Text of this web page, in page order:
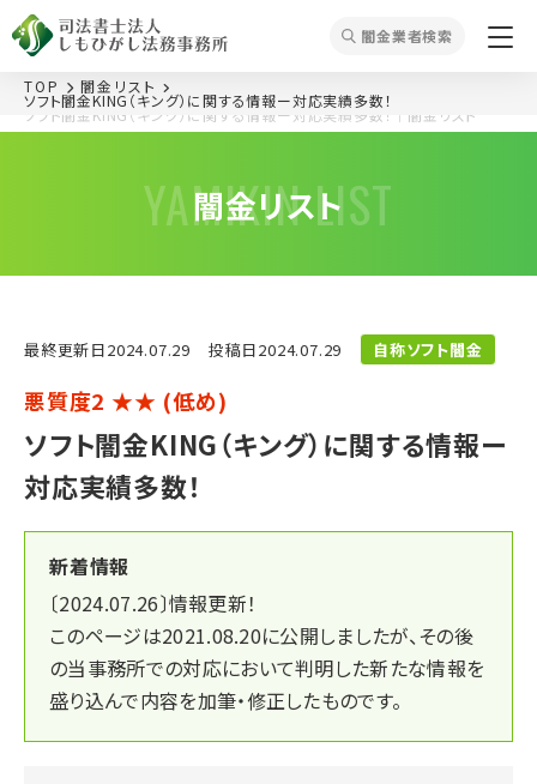
闇⾦業者検索
YAMIKIN LIST
闇⾦リスト
ソフト闇金KING（キング）に関する情報ー対応実績多数！ ｜闇⾦リスト
TOP 闇⾦リスト
ソフト闇金KING（キング）に関する情報ー対応実績多数！
最終更新⽇2024.07.29 投稿⽇2024.07.29 自称ソフト闇金
悪質度2 ★★ (低め)
ソフト闇金KING（キング）に関する情報ー
対応実績多数！
新着情報
〔2024.07.26〕情報更新！
このページは2021.08.20に公開しましたが、その後
の当事務所での対応において判明した新たな情報を
盛り込んで内容を加筆・修正したものです。